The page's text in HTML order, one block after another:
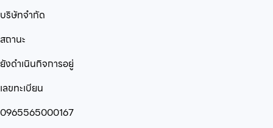
บริษัทจำกัด
สถานะ
ยังดำเนินกิจการอยู่
เลขทะเบียน
0965565000167